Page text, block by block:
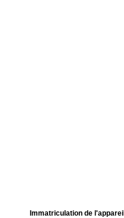
Immatriculation de